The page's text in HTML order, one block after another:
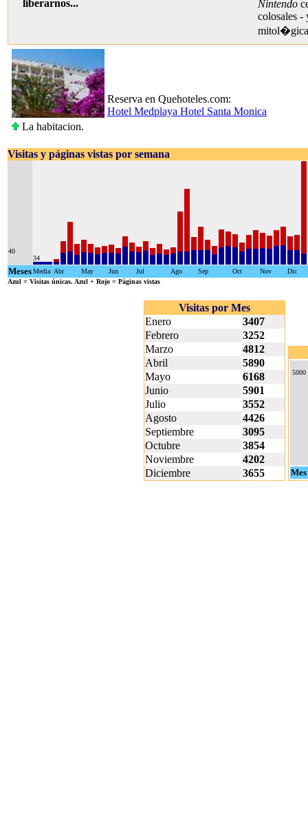
liberarnos...
Nintendo
colosales -
Reserva en Quehoteles.com:
Hotel Medplaya Hotel Santa Monica
La habitacion.
Visitas y páginas vistas por semana
40
34
MesesMedia Abr May Jun Jul Ago Sep Oct Nov
Dic
Azul = Visitas únicas. Azul + Rojo = Páginas vistas
Visitas por Mes
Enero
3407
Febrero
3252
Marzo
4812
Abril
5890
Mayo
6168
Junio
5901
Julio
3552
Agosto
4426
Septiembre
3095
Octubre
3854
Noviembre
4202
Diciembre
3655
5000
Mes